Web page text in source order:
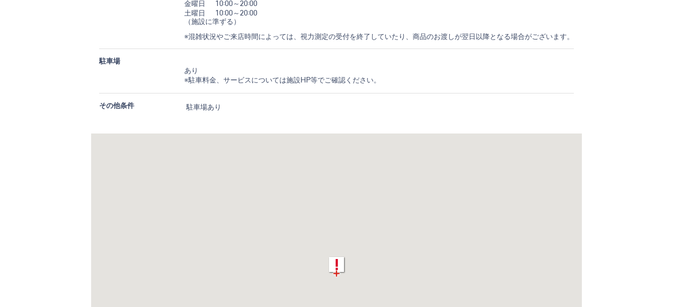
金曜日
10:00～20:00
土曜日
10:00～20:00
（施設に準ずる）
※混雑状況やご来店時間によっては、視力測定の受付を終了していたり、商品のお渡しが翌日以降となる場合がございます。
駐車場
あり
※駐車料金、サービスについては施設HP等でご確認ください。
その他条件 駐車場あり